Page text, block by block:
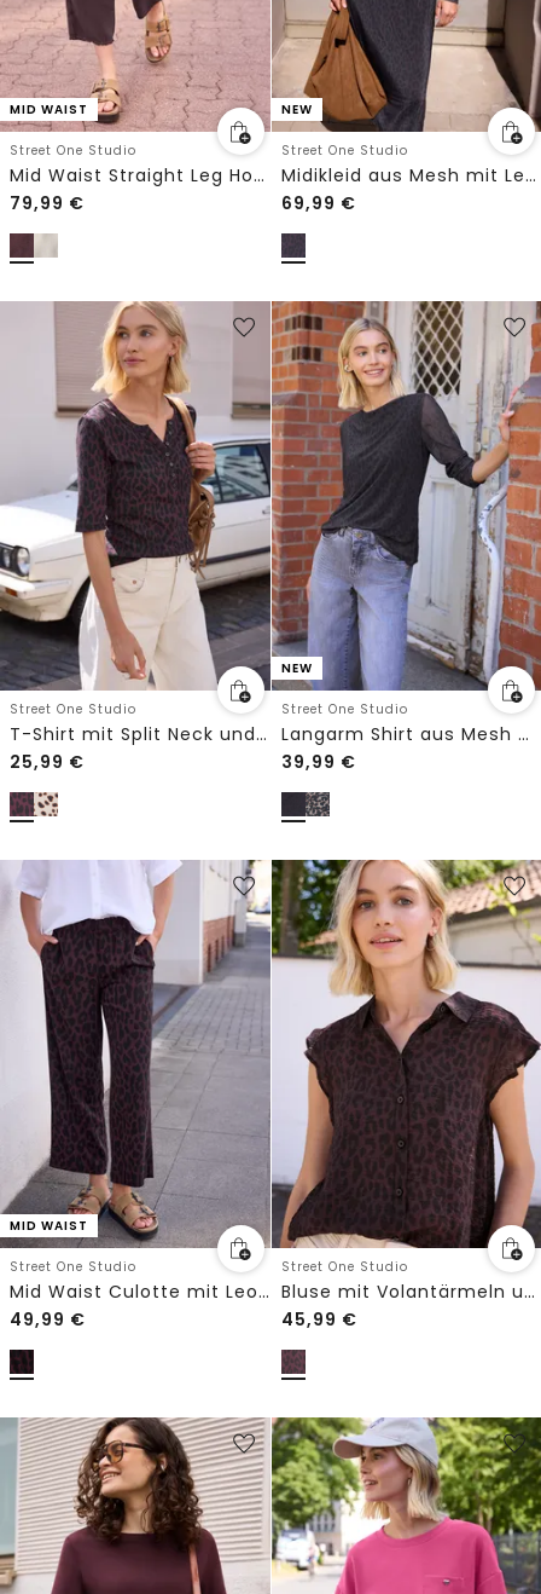
MID WAIST
Street One Studio
Mid Waist Straight Leg Hose im Loose Fit
79,99 €
NEW
Street One Studio
Midikleid aus Mesh mit Leo-Muster
69,99 €
Street One Studio
T-Shirt mit Split Neck und Leo-Muster
25,99 €
NEW
Street One Studio
Langarm Shirt aus Mesh mit Print
39,99 €
MID WAIST
Street One Studio
Mid Waist Culotte mit Leo-Muster
49,99 €
Street One Studio
Bluse mit Volantärmeln und Leo-Print
45,99 €